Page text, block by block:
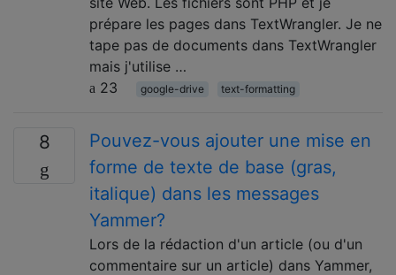
prépare les pages dans TextWrangler. Je ne
tape pas de documents dans TextWrangler
mais j'utilise …
23
google-drive text-formatting
8
Pouvez-vous ajouter une mise en
forme de texte de base (gras,
italique) dans les messages
Yammer?
Lors de la rédaction d'un article (ou d'un
commentaire sur un article) dans Yammer,